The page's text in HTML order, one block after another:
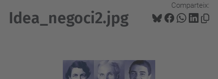
Comparteix:
Idea_negoci2.jpg